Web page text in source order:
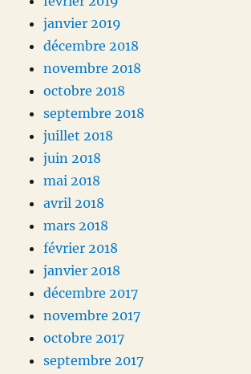
janvier 2019
décembre 2018
novembre 2018
octobre 2018
septembre 2018
juillet 2018
juin 2018
mai 2018
avril 2018
mars 2018
février 2018
janvier 2018
décembre 2017
novembre 2017
octobre 2017
septembre 2017